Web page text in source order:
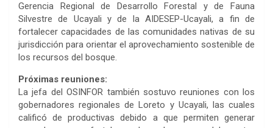
Gerencia Regional de Desarrollo Forestal y de Fauna
Silvestre de Ucayali y de la AIDESEP-Ucayali, a fin de
fortalecer capacidades de las comunidades nativas de su
jurisdicción para orientar el aprovechamiento sostenible de
los recursos del bosque.
Próximas reuniones:
La jefa del OSINFOR también sostuvo reuniones con los
gobernadores regionales de Loreto y Ucayali, las cuales
calificó de productivas debido a que permiten generar